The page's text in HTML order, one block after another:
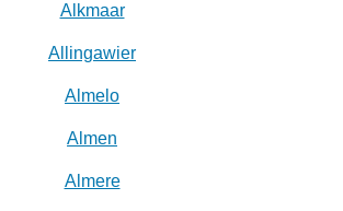
Alkmaar
Allingawier
Almelo
Almen
Almere